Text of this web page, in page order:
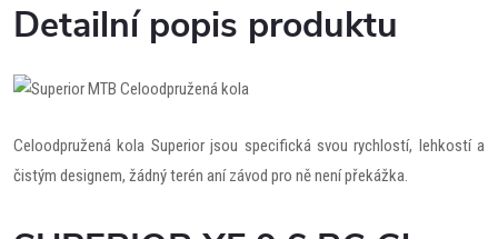
Detailní popis produktu
Celoodpružená kola Superior jsou specifická svou rychlostí, lehkostí a
čistým designem, žádný terén aní závod pro ně není překážka.